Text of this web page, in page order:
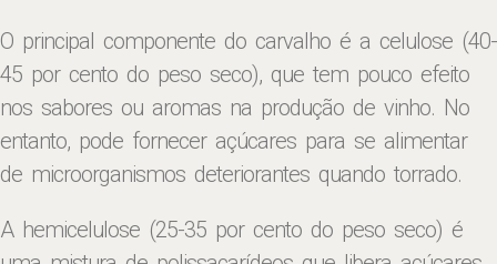
O principal componente do carvalho é a celulose (40-
45 por cento do peso seco), que tem pouco efeito
nos sabores ou aromas na produção de vinho. No
entanto, pode fornecer açúcares para se alimentar
de microorganismos deteriorantes quando torrado.
A hemicelulose (25-35 por cento do peso seco) é